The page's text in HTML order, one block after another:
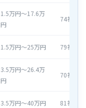
1.5万円〜17.6万
円
74社
1.5万円〜25万円 79社
3.5万円〜26.4万
円
70社
3.5万円〜40万円 81社